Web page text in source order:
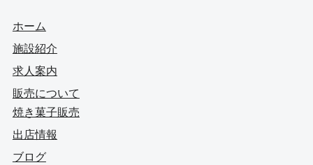
ホーム
施設紹介
求人案内
販売について
焼き菓子販売
出店情報
ブログ